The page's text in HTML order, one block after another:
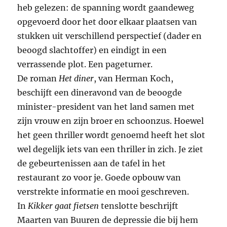
heb gelezen: de spanning wordt gaandeweg
opgevoerd door het door elkaar plaatsen van
stukken uit verschillend perspectief (dader en
beoogd slachtoffer) en eindigt in een
verrassende plot. Een pageturner.
De romanHet diner, van Herman Koch,
beschijft een dineravond van de beoogde
minister-president van het land samen met
zijn vrouw en zijn broer en schoonzus. Hoewel
het geen thriller wordt genoemd heeft het slot
wel degelijk iets van een thriller in zich. Je ziet
de gebeurtenissen aan de tafel in het
restaurant zo voor je. Goede opbouw van
verstrekte informatie en mooi geschreven.
InKikker gaat fietsentenslotte beschrijft
Maarten van Buuren de depressie die bij hem